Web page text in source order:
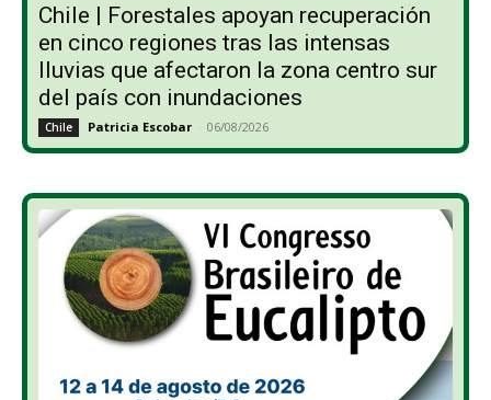
Chile | Forestales apoyan recuperación
en cinco regiones tras las intensas
lluvias que afectaron la zona centro sur
del país con inundaciones
Chile Patricia Escobar - 06/08/2026